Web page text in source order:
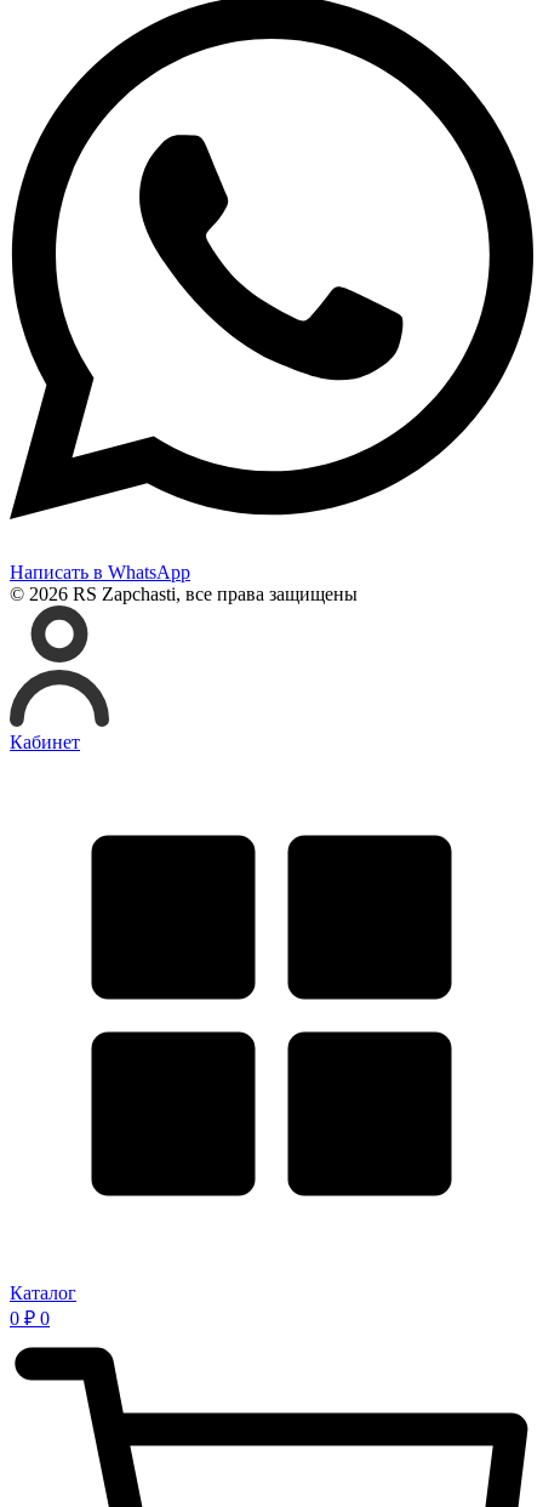
Написать в WhatsApp
© 2026 RS Zapchasti, все права защищены
Кабинет
Каталог
0 ₽ 0